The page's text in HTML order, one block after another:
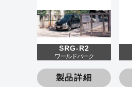
SRG-R2
ワールドパーク
製品詳細